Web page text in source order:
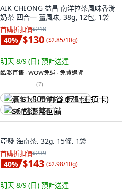
AIK CHEONG 益昌 南洋拉茶風味香滑
奶茶 四合一 薑風味, 38g, 12包, 1袋
首購折扣價$218
40% $130 ($2.85/10g)
明天 8/9 (日) 預計送達
酷澎直售 ∙ WOW免運 ∙ 免費退貨
(7)
满 $1,500 再省 $75 (王道卡)
$6 酷澎幣回饋
亞發 海南茶, 32g, 15條, 1袋
首購折扣價$239
40% $143 ($2.98/10g)
明天 8/9 (日) 預計送達